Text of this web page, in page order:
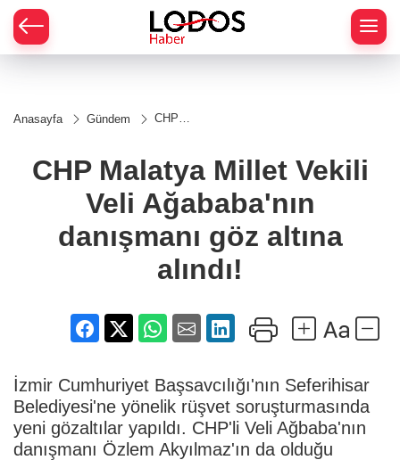
Anasayfa Gündem
CHP
Veli
Ağababa'nın
danışmanı
göz altına
alındı!
CHP Malatya Millet Vekili
Veli Ağababa'nın
danışmanı göz altına
alındı!
İzmir Cumhuriyet Başsavcılığı'nın Seferihisar
Belediyesi'ne yönelik rüşvet soruşturmasında
yeni gözaltılar yapıldı. CHP'li Veli Ağbaba'nın
danışmanı Özlem Akyılmaz'ın da olduğu